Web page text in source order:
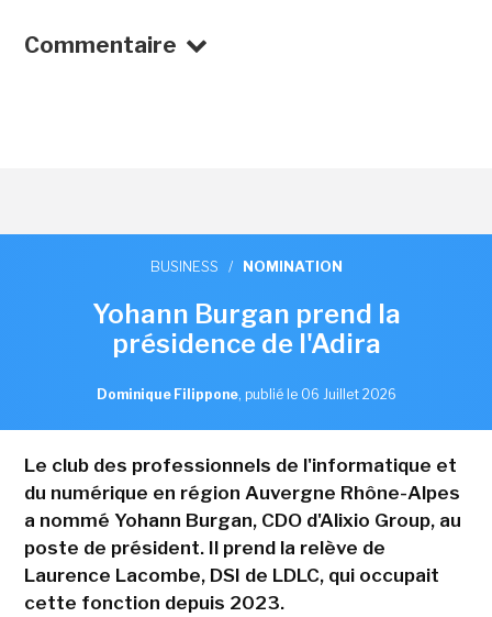
Commentaire
BUSINESS / NOMINATION
Yohann Burgan prend la
présidence de l'Adira
Dominique Filippone, publié le 06 Juillet 2026
Le club des professionnels de l'informatique et
du numérique en région Auvergne Rhône-Alpes
a nommé Yohann Burgan, CDO d'Alixio Group, au
poste de président. Il prend la relève de
Laurence Lacombe, DSI de LDLC, qui occupait
cette fonction depuis 2023.